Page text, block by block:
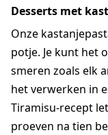
Desserts met
Onze
potje. Je kunt het
smeren zoals elk
het verwerken in
Tiramisu-recept
proeven na tien